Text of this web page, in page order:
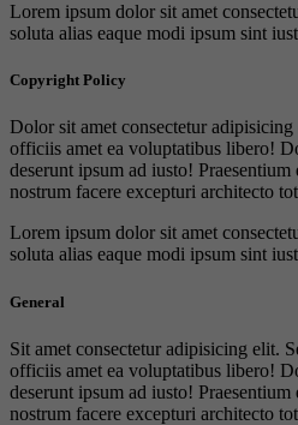
Lorem ipsum dolor sit amet
soluta alias eaque modi ipsum sint
Copyright Policy
Dolor sit amet consectetur
officiis amet ea voluptatibus libero!
deserunt ipsum ad iusto!
nostrum facere excepturi architecto
Lorem ipsum dolor sit amet
soluta alias eaque modi ipsum sint
General
Sit amet consectetur adipisicing elit.
officiis amet ea voluptatibus libero!
deserunt ipsum ad iusto!
nostrum facere excepturi architecto